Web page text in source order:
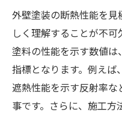
外壁塗装の断熱性能を
しく理解することが不
塗料の性能を示す数値
指標となります。例えば
遮熱性能を示す反射率
事です。さらに、施工方